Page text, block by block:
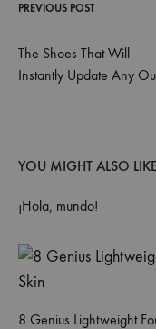
PREVIOUS POST
The Shoes That Will
Instantly Update Any
YOU MIGHT ALSO LIKE
¡Hola, mundo!
8 Genius Lightweight